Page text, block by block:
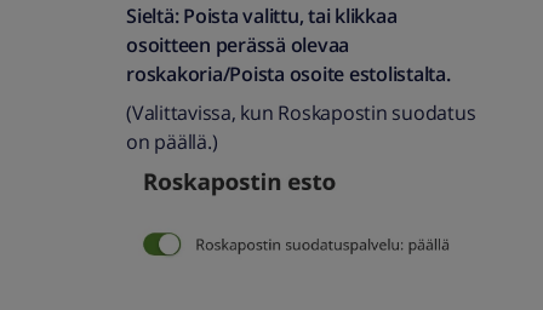
Sieltä: Poista valittu, tai klikkaa
osoitteen perässä olevaa
roskakoria/Poista osoite estolistalta.
(Valittavissa, kun Roskapostin suodatus
on päällä.)